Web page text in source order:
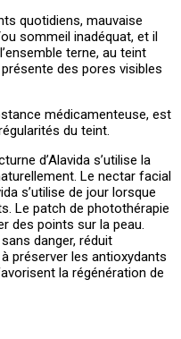
quotidiens, mauvaise
sommeil inadéquat, et il
terne, au teint
des pores visibles
médicamenteuse, est
du teint.
d’Alavida s’utilise la
Le nectar facial
s’utilise de jour lorsque
Le patch de photothérapie
des points sur la peau.
danger, réduit
préserver les antioxydants
la régénération de